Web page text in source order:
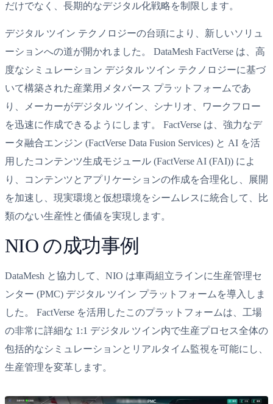
だけでなく、長期的なデジタル化戦略を制限します。
デジタル ツイン テクノロジーの台頭により、新しいソリュ
ーションへの道が開かれました。 DataMesh FactVerse は、高
度なシミュレーション デジタル ツイン テクノロジーに基づ
いて構築された産業用メタバース プラットフォームであ
り、メーカーがデジタル ツイン、シナリオ、ワークフロー
を迅速に作成できるようにします。 FactVerse は、強力なデ
ータ融合エンジン (FactVerse Data Fusion Services) と AI を活
用したコンテンツ生成モジュール (FactVerse AI (FAI)) によ
り、コンテンツとアプリケーションの作成を合理化し、展開
を加速し、現実環境と仮想環境をシームレスに統合して、比
類のない生産性と価値を実現します。
NIO の成功事例
DataMesh と協力して、NIO は車両組立ラインに生産管理セ
ンター (PMC) デジタル ツイン プラットフォームを導入しま
した。 FactVerse を活用したこのプラットフォームは、工場
の非常に詳細な 1:1 デジタル ツイン内で生産プロセス全体の
包括的なシミュレーションとリアルタイム監視を可能にし、
生産管理を変革します。